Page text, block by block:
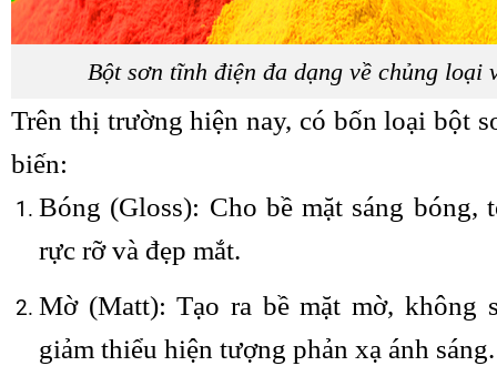
Bột sơn tĩnh điện đa dạng về chủng loại
Trên thị trường hiện nay, có bốn loại bột
biến:
Bóng (Gloss): Cho bề mặt sáng bóng,
rực rỡ và đẹp mắt.
Mờ (Matt): Tạo ra bề mặt mờ, không
giảm thiểu hiện tượng phản xạ ánh sáng.